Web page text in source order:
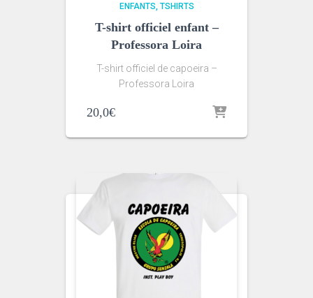
ENFANTS TSHIRTS
T-shirt officiel enfant –
Professora Loira
T-shirt officiel de capoeira –
Professora Loira
20,0€